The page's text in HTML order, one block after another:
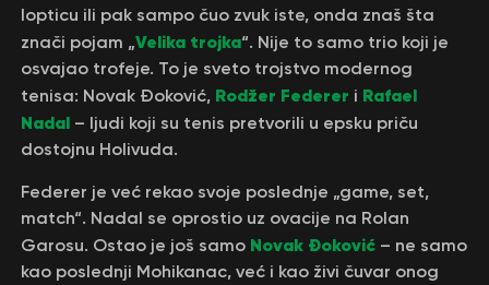
lopticu ili pak sampo čuo zvuk iste, onda znaš šta
znači pojam „Velika trojka“. Nije to samo trio koji je
osvajao trofeje. To je sveto trojstvo modernog
tenisa: Novak Đoković, Rodžer Federer i Rafael
Nadal– ljudi koji su tenis pretvorili u epsku priču
dostojnu Holivuda.
Federer je već rekao svoje poslednje „game, set,
match“. Nadal se oprostio uz ovacije na Rolan
Garosu. Ostao je još samo Novak Đoković– ne samo
kao poslednji Mohikanac, već i kao živi čuvar onog